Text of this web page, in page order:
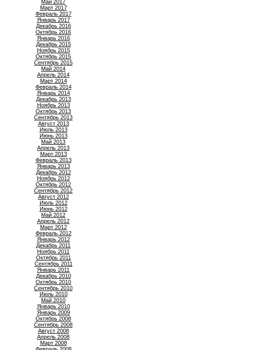
Май 2017
Март 2017
Февраль 2017
Январь 2017
Декабрь 2016
Октябрь 2016
Январь 2016
Декабрь 2015
Ноябрь 2015
Октябрь 2015
Сентябрь 2015
Май 2014
Апрель 2014
Март 2014
Февраль 2014
Январь 2014
Декабрь 2013
Ноябрь 2013
Октябрь 2013
Сентябрь 2013
Август 2013
Июль 2013
Июнь 2013
Май 2013
Апрель 2013
Март 2013
Февраль 2013
Январь 2013
Декабрь 2012
Ноябрь 2012
Октябрь 2012
Сентябрь 2012
Август 2012
Июль 2012
Июнь 2012
Май 2012
Апрель 2012
Март 2012
Февраль 2012
Январь 2012
Декабрь 2011
Ноябрь 2011
Октябрь 2011
Сентябрь 2011
Январь 2011
Декабрь 2010
Октябрь 2010
Сентябрь 2010
Июль 2010
Май 2010
Январь 2010
Январь 2009
Октябрь 2008
Сентябрь 2008
Август 2008
Апрель 2008
Март 2008